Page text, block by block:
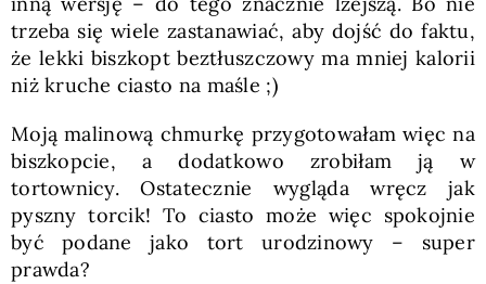
trzeba się wiele zastanawiać, aby dojść do faktu,
że lekki biszkopt beztłuszczowy ma mniej kalorii
niż kruche ciasto na maśle ;)
Moją malinową chmurkę przygotowałam więc na
biszkopcie, a dodatkowo zrobiłam ją w
tortownicy. Ostatecznie wygląda wręcz jak
pyszny torcik! To ciasto może więc spokojnie
być podane jako tort urodzinowy – super
prawda?